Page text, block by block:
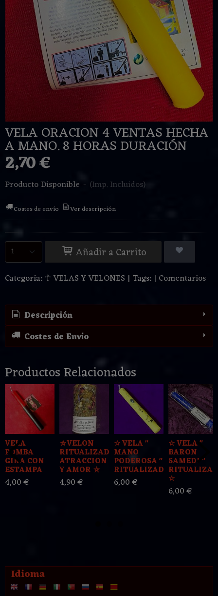
Idioma
VELA ORACION 4 VENTAS HECHA
A MANO. 8 HORAS DURACIÓN
2,70 €
Producto Disponible - (Imp. Incluidos)
Costes de envío Ver descripción
Añadir a Carrito
Categoría: ☥ VELAS Y VELONES | Tags: | Comentarios
Descripción
Costes de Envío
Productos Relacionados
VELA
POMBA
GIRA CON
ESTAMPA
4,00 €
⛤VELON
RITUALIZADO
ATRACCION
Y AMOR ⛤
4,90 €
☆ VELA "
MANO
PODEROSA "
RITUALIZADA...
6,00 €
☆ VELA "
BARON
SAMEDI "
☆
6,00 €